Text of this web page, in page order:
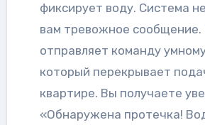
фиксирует воду. Система
вам тревожное сообщение.
отправляет команду
который перекрывает
квартире. Вы получаете
«Обнаружена протечка!